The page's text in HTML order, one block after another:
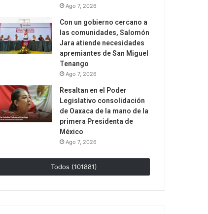
Ago 7, 2026
Con un gobierno cercano a
las comunidades, Salomón
Jara atiende necesidades
apremiantes de San Miguel
Tenango
Ago 7, 2026
Resaltan en el Poder
Legislativo consolidación
de Oaxaca de la mano de la
primera Presidenta de
México
Ago 7, 2026
Todos (101881)